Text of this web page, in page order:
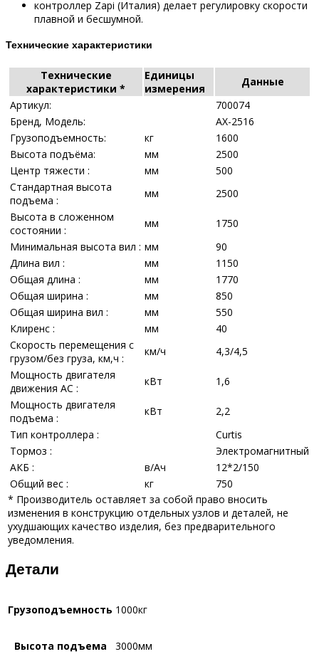
контроллер Zapi (Италия) делает регулировку скорости
плавной и бесшумной.
Технические характеристики
Технические
характеристики *
Единицы
измерения
Данные
Артикул:
700074
Бренд, Модель:
AX-2516
Грузоподъемность:
кг
1600
Высота подъёма:
мм
2500
Центр тяжести :
мм
500
Стандартная высота
подъема :
мм
2500
Высота в сложенном
состоянии :
мм
1750
Минимальная высота вил : мм
90
Длина вил :
мм
1150
Общая длина :
мм
1770
Общая ширина :
мм
850
Общая ширина вил :
мм
550
Клиренс :
мм
40
Скорость перемещения с
грузом/без груза, км,ч :
км/ч
4,3/4,5
Мощность двигателя
движения АС :
кВт
1,6
Мощность двигателя
подъема :
кВт
2,2
Тип контроллера :
Curtis
Тормоз :
Электромагнитный
АКБ :
в/Ач
12*2/150
Общий вес :
кг
750
* Производитель оставляет за собой право вносить
изменения в конструкцию отдельных узлов и деталей, не
ухудшающих качество изделия, без предварительного
уведомления.
Детали
Грузоподъемность 1000кг
Высота подъема 3000мм